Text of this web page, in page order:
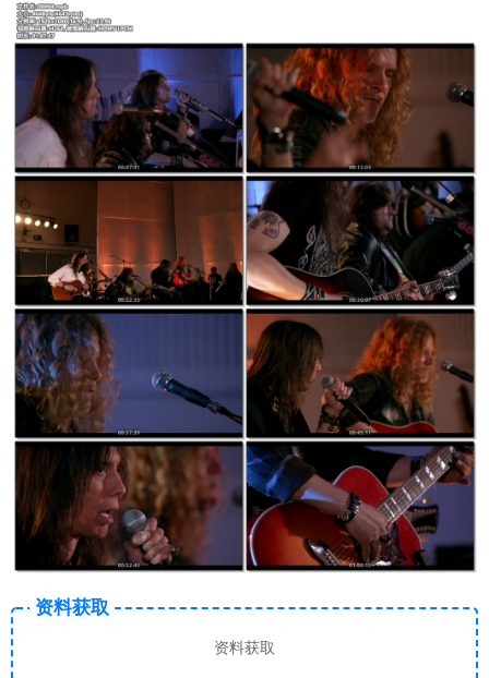
资料获取
资料获取